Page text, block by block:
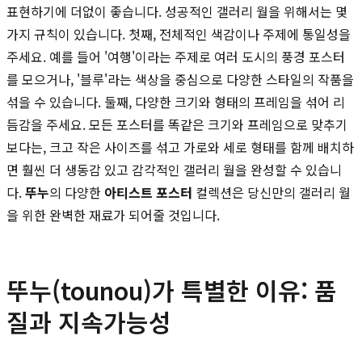
표현하기에 더없이 좋습니다. 성공적인 갤러리 월을 위해서는 몇
가지 규칙이 있습니다. 첫째, 전체적인 색감이나 주제에 통일성을
주세요. 예를 들어 '여행'이라는 주제로 여러 도시의 풍경 포스터
를 모으거나, '블루'라는 색상을 중심으로 다양한 스타일의 작품을
섞을 수 있습니다. 둘째, 다양한 크기와 형태의 프레임을 섞어 리
듬감을 주세요. 모든 포스터를 똑같은 크기와 프레임으로 맞추기
보다는, 크고 작은 사이즈를 섞고 가로와 세로 형태를 함께 배치하
면 훨씬 더 생동감 있고 감각적인 갤러리 월을 완성할 수 있습니
다.뚜누의 다양한 아티스트 포스터 컬렉션은 당신만의 갤러리 월
을 위한 완벽한 재료가 되어줄 것입니다.
뚜누(tounou)가 특별한 이유: 품
질과 지속가능성